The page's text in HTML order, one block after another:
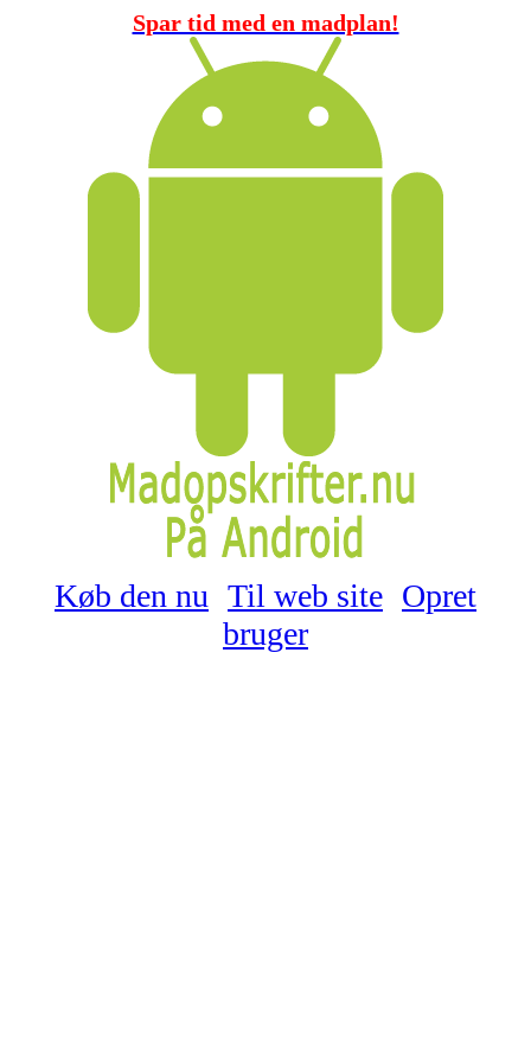
Spar tid med en madplan!
Køb den nu Til web site Opret
bruger